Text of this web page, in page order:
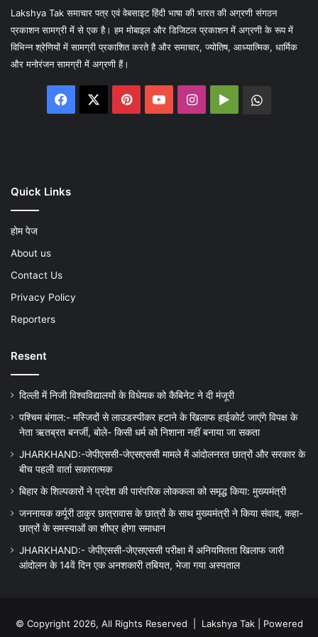
Lakshya Tak समाचार पत्र एवं वेबसाइट हिंदी भाषा की भारत की अग्रणी संगठन
प्रकाशन सामग्री में से एक है। हम मोबाइल और डिजिटल प्रकाशन में अग्रणी के रूप में
विभिन्न श्रेणियों में सामग्री प्रकाशित करते है और समाचार, ज्योतिष, आध्यात्मिक, धार्मिक
और मनोरंजन सामग्री में अग्रणी हैं।
Facebook PinterestYouTubeInstagram
Google
Quick Links
होम पेज
About us
Contact Us
Privacy Policy
Reporters
Resent
दिल्ली में निजी विश्वविद्यालयों के विधेयक को कैबिनेट ने दी मंजूरी
पश्चिम बंगाल:- मस्जिदों से लाउडस्पीकर हटाने के खिलाफ हाईकोर्ट जाएंगे विपक्ष के
नेता ऋतब्रत बनर्जी, बोले- किसी धर्म को निशाना नहीं बनाया जा सकता
JHARKHAND:-जेपीएससी-जेएसएससी मामले में आंदोलनरत छात्रों और सरकार के
बीच पहली वार्ता सकारात्मक
बिहार के शिल्पकारों ने प्रदेश की पारंपरिक लोककला को समृद्ध किया: मुख्यमंत्री
जननायक कर्पूरी ठाकुर छात्रावास के छात्रों के साथ मुख्यमंत्री ने किया संवाद, कहा-
छात्रों के समस्याओं का शीघ्र होगा समाधान
JHARKHAND:- जेपीएससी-जेएसएससी परीक्षा में अनियमितता खिलाफ जारी
आंदोलन के 14वें दिन एक अनशकारी तबियत, भेजा गया अस्पताल
© Copyright 2026, All Rights Reserved | Lakshya Tak| Powered